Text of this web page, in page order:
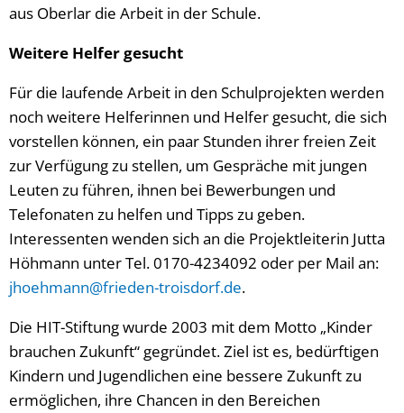
aus Oberlar die Arbeit in der Schule.
Weitere Helfer gesucht
Für die laufende Arbeit in den Schulprojekten werden
noch weitere Helferinnen und Helfer gesucht, die sich
vorstellen können, ein paar Stunden ihrer freien Zeit
zur Verfügung zu stellen, um Gespräche mit jungen
Leuten zu führen, ihnen bei Bewerbungen und
Telefonaten zu helfen und Tipps zu geben.
Interessenten wenden sich an die Projektleiterin Jutta
Höhmann unter Tel. 0170-4234092 oder per Mail an:
jhoehmann@frieden-troisdorf.de.
Die HIT-Stiftung wurde 2003 mit dem Motto „Kinder
brauchen Zukunft“ gegründet. Ziel ist es, bedürftigen
Kindern und Jugendlichen eine bessere Zukunft zu
ermöglichen, ihre Chancen in den Bereichen